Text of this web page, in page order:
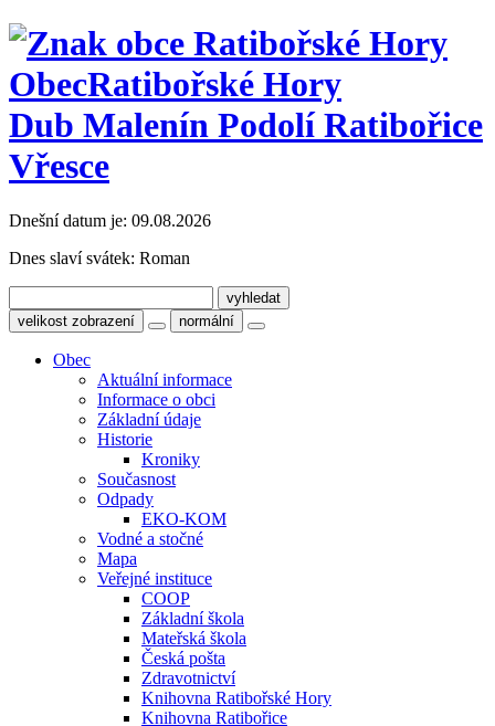
ObecRatibořské Hory
Dub Malenín Podolí Ratibořice
Vřesce
Dnešní datum je: 09.08.2026
Dnes slaví svátek: Roman
velikost zobrazení normální
Obec
Aktuální informace
Informace o obci
Základní údaje
Historie
Kroniky
Současnost
Odpady
EKO-KOM
Vodné a stočné
Mapa
Veřejné instituce
COOP
Základní škola
Mateřská škola
Česká pošta
Zdravotnictví
Knihovna Ratibořské Hory
Knihovna Ratibořice